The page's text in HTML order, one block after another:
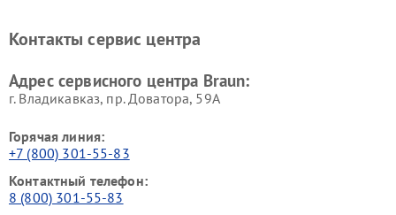
Контакты сервис центра
Адрес сервисного центра Braun:
г. Владикавказ, пр. Доватора, 59А
Горячая линия:
+7 (800) 301-55-83
Контактный телефон:
8 (800) 301-55-83